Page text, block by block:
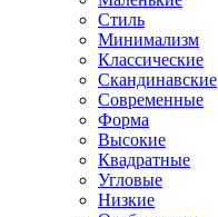
Стиль
Минимализм
Классические
Скандинавские
Современные
Форма
Высокие
Квадратные
Угловые
Низкие